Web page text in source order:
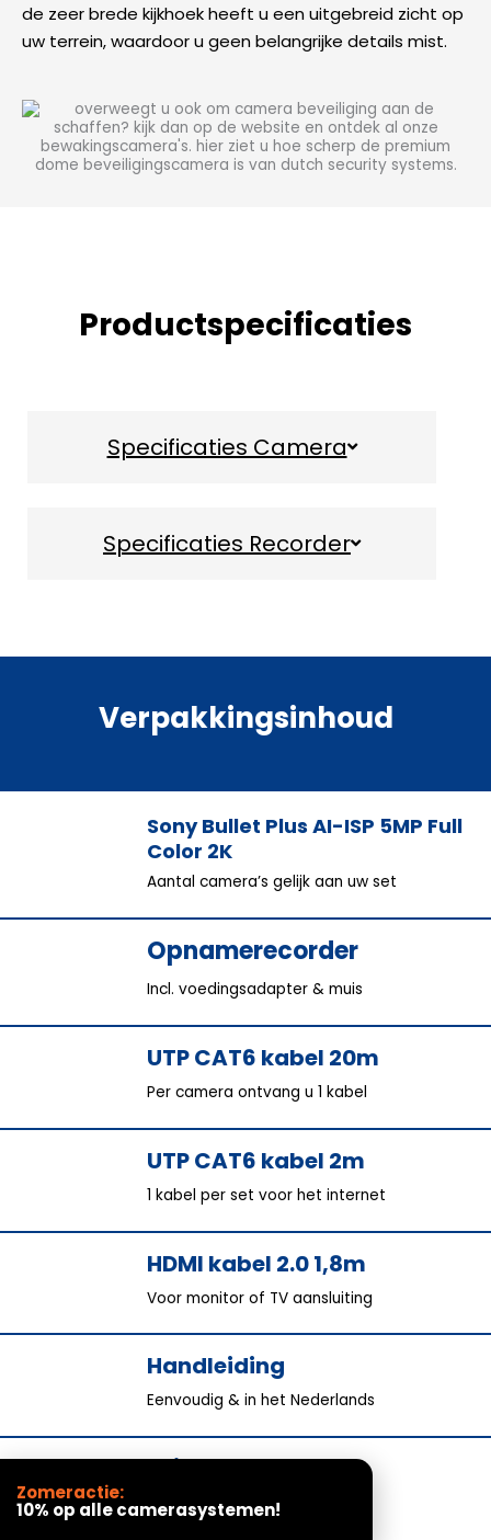
de zeer brede kijkhoek heeft u een uitgebreid zicht op
uw terrein, waardoor u geen belangrijke details mist.
Productspecificaties
Specificaties Camera
Specificaties Recorder
Verpakkingsinhoud
Sony Bullet Plus AI-ISP 5MP Full
Color 2K
Aantal camera’s gelijk aan uw set
Opnamerecorder
Incl. voedingsadapter & muis
UTP CAT6 kabel 20m
Per camera ontvang u 1 kabel
UTP CAT6 kabel 2m
1 kabel per set voor het internet
HDMI kabel 2.0 1,8m
Voor monitor of TV aansluiting
Handleiding
Eenvoudig & in het Nederlands
Stickers 10x
Laat zien dat u beveiligd bent
Zomeractie:
10% op alle camerasystemen!